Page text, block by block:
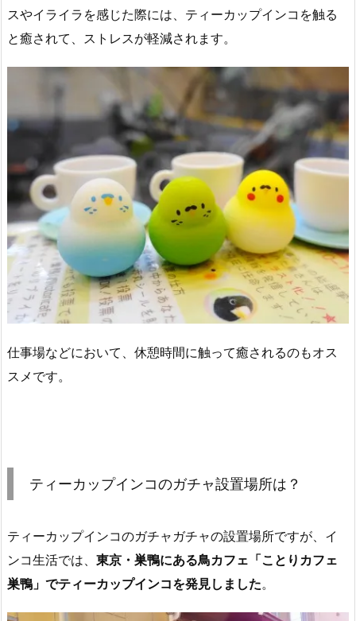
スやイライラを感じた際には、ティーカップインコを触る
と癒されて、ストレスが軽減されます。
仕事場などにおいて、休憩時間に触って癒されるのもオス
スメです。
ティーカップインコのガチャ設置場所は？
ティーカップインコのガチャガチャの設置場所ですが、イ
ンコ生活では、 東京・巣鴨にある鳥カフェ「ことりカフェ
巣鴨」でティーカップインコを発見しました。